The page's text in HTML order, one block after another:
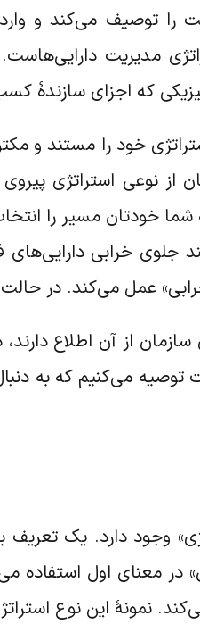
را توصیف می‌کند و
مدیریت
که اجزای سازندۀ
خود را مستند و
نوعی استراتژی پیروی
خودتان مسیر را
خرابی دارایی‌های
خرابی» عمل می‌کند. در
سازمان از آن اطلاع
توصیه می‌کنیم که به
وجود دارد. یک
در معنای اول
نمونۀ این نوع